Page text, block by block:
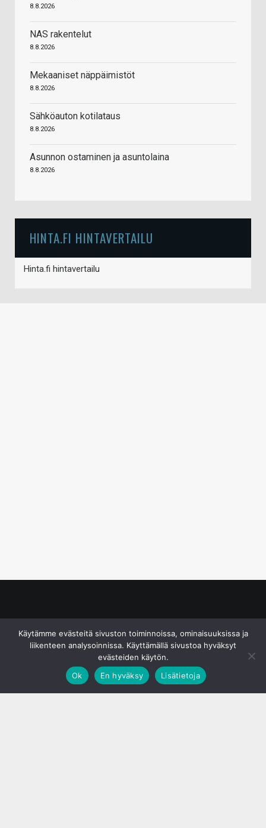
8.8.2026
NAS rakentelut
8.8.2026
Mekaaniset näppäimistöt
8.8.2026
Sähköauton kotilataus
8.8.2026
Asunnon ostaminen ja asuntolaina
8.8.2026
HINTA.FI HINTAVERTAILU
Hinta.fi hintavertailu
Käytämme evästeitä sivuston toiminnoissa, ominaisuuksissa ja
liikenteen analysoinnissa. Käyttämällä sivustoa hyväksyt
evästeiden käytön.
Ok
En hyväksy Lisätietoja